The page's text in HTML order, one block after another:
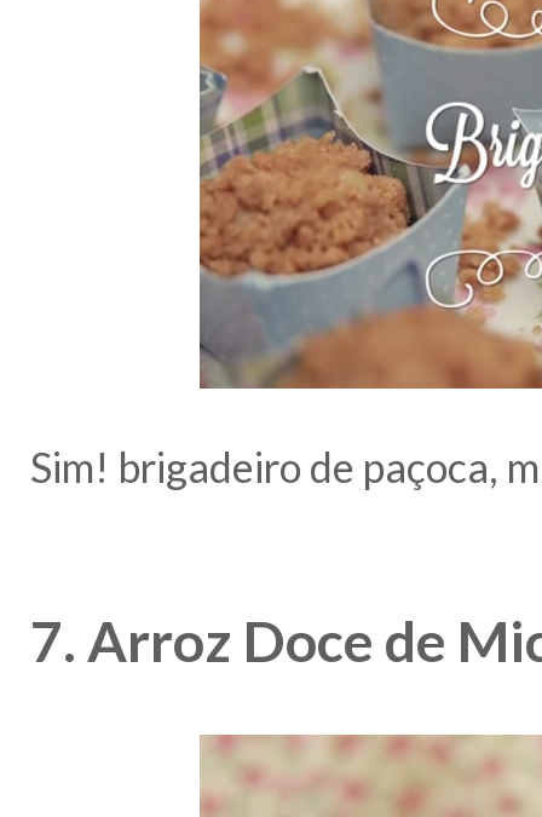
Sim! brigadeiro de paçoca,
7. Arroz Doce de